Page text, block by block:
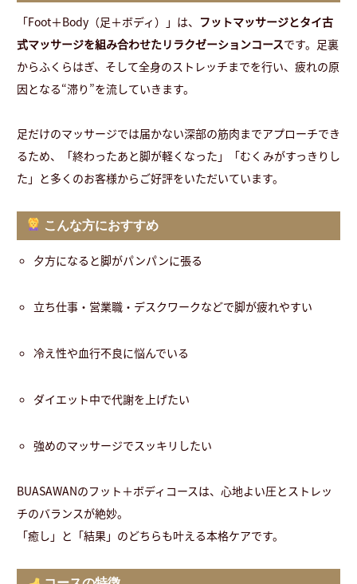
「Foot＋Body（足＋ボディ）」は、 フットマッサージとタイ古
式マッサージを組み合わせたリラクゼーションコースです。足裏
からふくらはぎ、そして全身のストレッチまでを行い、疲れの原
因となる“滞り”を流していきます。
足だけのマッサージでは届かない深部の筋肉までアプローチでき
るため、「終わったあと脚が軽くなった」「むくみがすっきりし
た」と多くのお客様からご好評をいただいています。
こんな方におすすめ
夕方になると脚がパンパンに張る
立ち仕事・営業職・デスクワークなどで脚が疲れやすい
冷え性や血行不良に悩んでいる
ダイエット中で代謝を上げたい
強めのマッサージでスッキリしたい
BUASAWANのフット＋ボディコースは、心地よい圧とストレッ
チのバランスが絶妙。
「癒し」と「結果」のどちらも叶える本格ケアです。